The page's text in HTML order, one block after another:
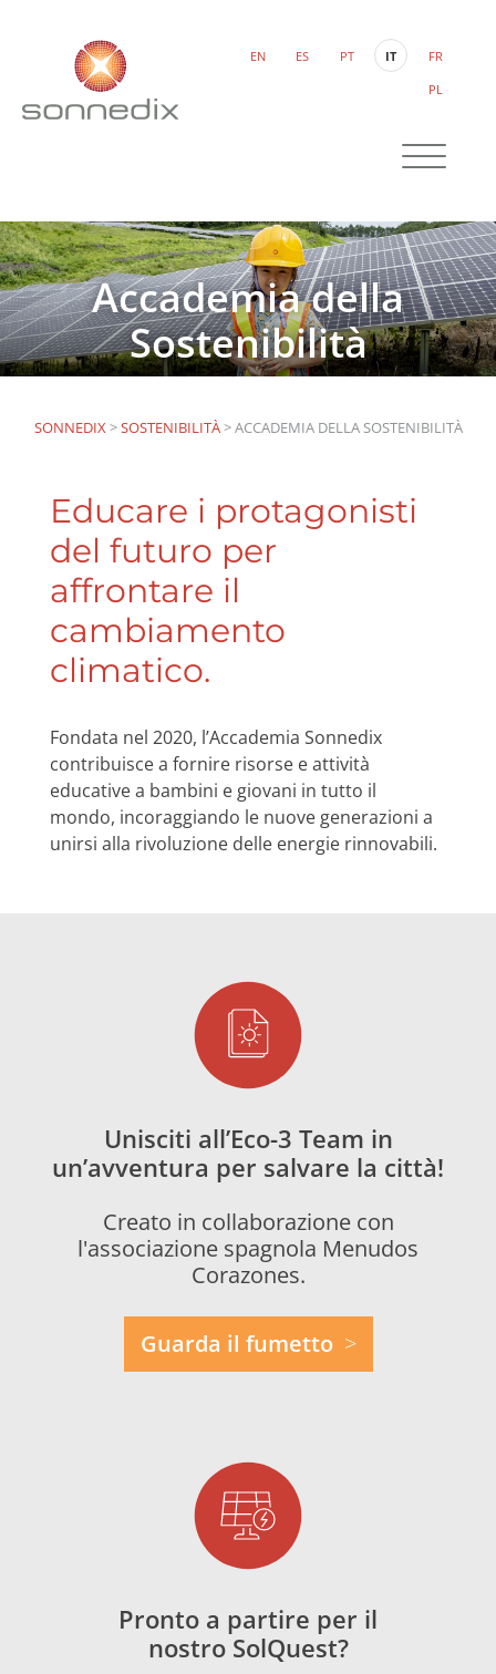
EN ES PT IT
FR
PL
Accademia della
Sostenibilità
SONNEDIX>SOSTENIBILITÀ>ACCADEMIA DELLA SOSTENIBILITÀ
Educare i protagonisti
del futuro per
affrontare il
cambiamento
climatico.
Fondata nel 2020, l’Accademia Sonnedix
contribuisce a fornire risorse e attività
educative a bambini e giovani in tutto il
mondo, incoraggiando le nuove generazioni a
unirsi alla rivoluzione delle energie rinnovabili.
Unisciti all’Eco-3 Team in
un’avventura per salvare la città!
Creato in collaborazione con
l'associazione spagnola Menudos
Corazones.
Guarda il fumetto
Pronto a partire per il
nostro SolQuest?